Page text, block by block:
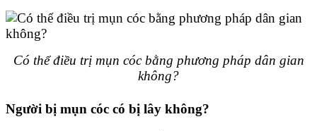
Có thể điều trị mụn cóc bằng phương pháp dân gian
không?
Người bị mụn cóc có bị lây không?